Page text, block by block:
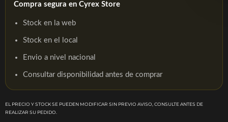
Compra segura en Cyrex Store
Stock en la web
Stock en el local
Envio a nivel nacional
Consultar disponibilidad antes de comprar
EL PRECIO Y STOCK SE PUEDEN MODIFICAR SIN PREVIO AVISO, CONSULTE ANTES DE
REALIZAR SU PEDIDO.